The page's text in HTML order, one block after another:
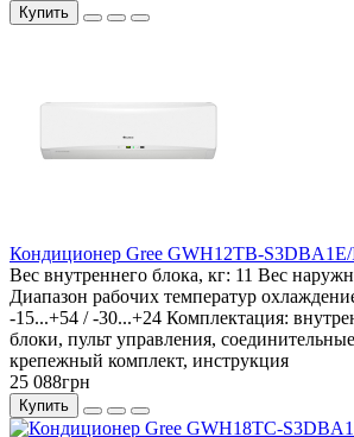
Купить
Кондиционер Gree GWH12TB-S3DBA1E/
Вес внутреннего блока, кг: 11 Вес
Диапазон рабочих температур
-15...+54 / -30...+24 Комплектация:
блоки, пульт управления,
крепежный комплект, инструкция
25 088грн
Купить